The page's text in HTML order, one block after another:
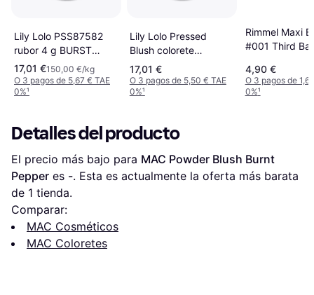
Lily Lolo PSS87582
rubor 4 g BURST
YOUR BUBBLE Polvo
17,01 €150,00 €/kg
O 3 pagos de 5,67 € TAE
0%¹
Lily Lolo Pressed
Blush colorete
compacto tono In The
Pink 4 g
17,01 €
O 3 pagos de 5,50 € TAE
0%¹
Rimmel Maxi
#001 Third
4,90 €
O 3 pagos de
0%¹
Detalles del producto
El precio más bajo para MAC Powder Blush Burnt
Pepper es -. Esta es actualmente la oferta más barata
de 1 tienda.
Comparar:
MAC Cosméticos
MAC Coloretes